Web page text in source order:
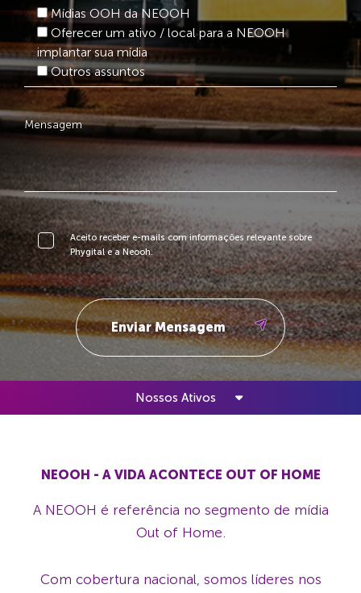
Mídias OOH da NEOOH
Oferecer um ativo / local para a NEOOH
implantar sua mídia
Outros assuntos
Aceito receber e-mails com informações relevante sobre
Phygital e a Neooh.
Nossos Ativos
NEOOH - A VIDA ACONTECE OUT OF HOME
A NEOOH é referência no segmento de mídia
Out of Home.
Com cobertura nacional, somos líderes nos